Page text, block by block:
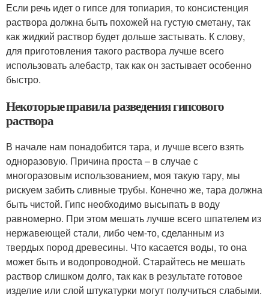
Если речь идет о гипсе для топиария, то консистенция
раствора должна быть похожей на густую сметану, так
как жидкий раствор будет дольше застывать. К слову,
для приготовления такого раствора лучше всего
использовать алебастр, так как он застывает особенно
быстро.
Некоторые правила разведения гипсового
раствора
В начале нам понадобится тара, и лучше всего взять
одноразовую. Причина проста – в случае с
многоразовым использованием, моя такую тару, мы
рискуем забить сливные трубы. Конечно же, тара должна
быть чистой. Гипс необходимо высыпать в воду
равномерно. При этом мешать лучше всего шпателем из
нержавеющей стали, либо чем-то, сделанным из
твердых пород древесины. Что касается воды, то она
может быть и водопроводной. Старайтесь не мешать
раствор слишком долго, так как в результате готовое
изделие или слой штукатурки могут получиться слабыми.